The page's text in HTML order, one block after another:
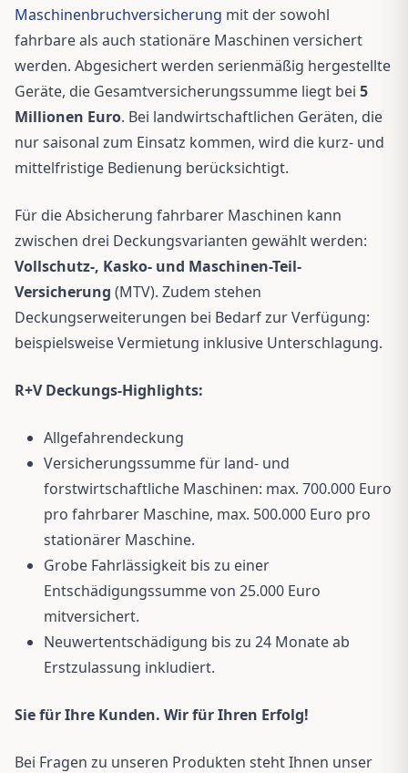
Maschinenbruchversicherung mit der sowohl
fahrbare als auch stationäre Maschinen versichert
werden. Abgesichert werden serienmäßig hergestellte
Geräte, die Gesamtversicherungssumme liegt bei 5
Millionen Euro. Bei landwirtschaftlichen Geräten, die
nur saisonal zum Einsatz kommen, wird die kurz- und
mittelfristige Bedienung berücksichtigt.
Für die Absicherung fahrbarer Maschinen kann
zwischen drei Deckungsvarianten gewählt werden:
Vollschutz-, Kasko- und Maschinen-Teil-
Versicherung (MTV). Zudem stehen
Deckungserweiterungen bei Bedarf zur Verfügung:
beispielsweise Vermietung inklusive Unterschlagung.
R+V Deckungs-Highlights:
Allgefahrendeckung
Versicherungssumme für land- und
forstwirtschaftliche Maschinen: max. 700.000 Euro
pro fahrbarer Maschine, max. 500.000 Euro pro
stationärer Maschine.
Grobe Fahrlässigkeit bis zu einer
Entschädigungssumme von 25.000 Euro
mitversichert.
Neuwertentschädigung bis zu 24 Monate ab
Erstzulassung inkludiert.
Sie für Ihre Kunden. Wir für Ihren Erfolg!
Bei Fragen zu unseren Produkten steht Ihnen unser